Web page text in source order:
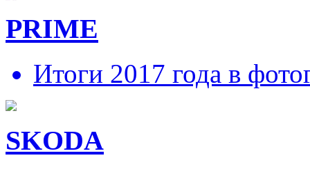
PRIME
Итоги 2017 года в
SKODA